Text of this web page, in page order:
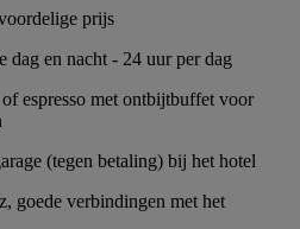
prijs
dag en nacht - 24 uur per dag
espresso met ontbijtbuffet voor
(tegen betaling) bij het hotel
goede verbindingen met het